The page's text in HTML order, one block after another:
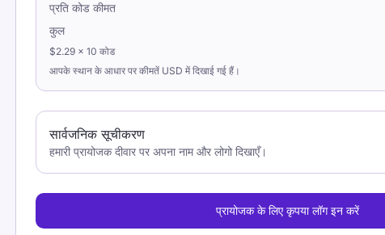
प्रति कोड कीमत
कुल
$2.29 × 10 कोड
आपके स्थान के आधार पर कीमतें USD में दिखाई गई हैं।
सार्वजनिक सूचीकरण
हमारी प्रायोजक दीवार पर अपना नाम और लोगो दिखाएँ।
प्रायोजक के लिए कृपया लॉग इन करें